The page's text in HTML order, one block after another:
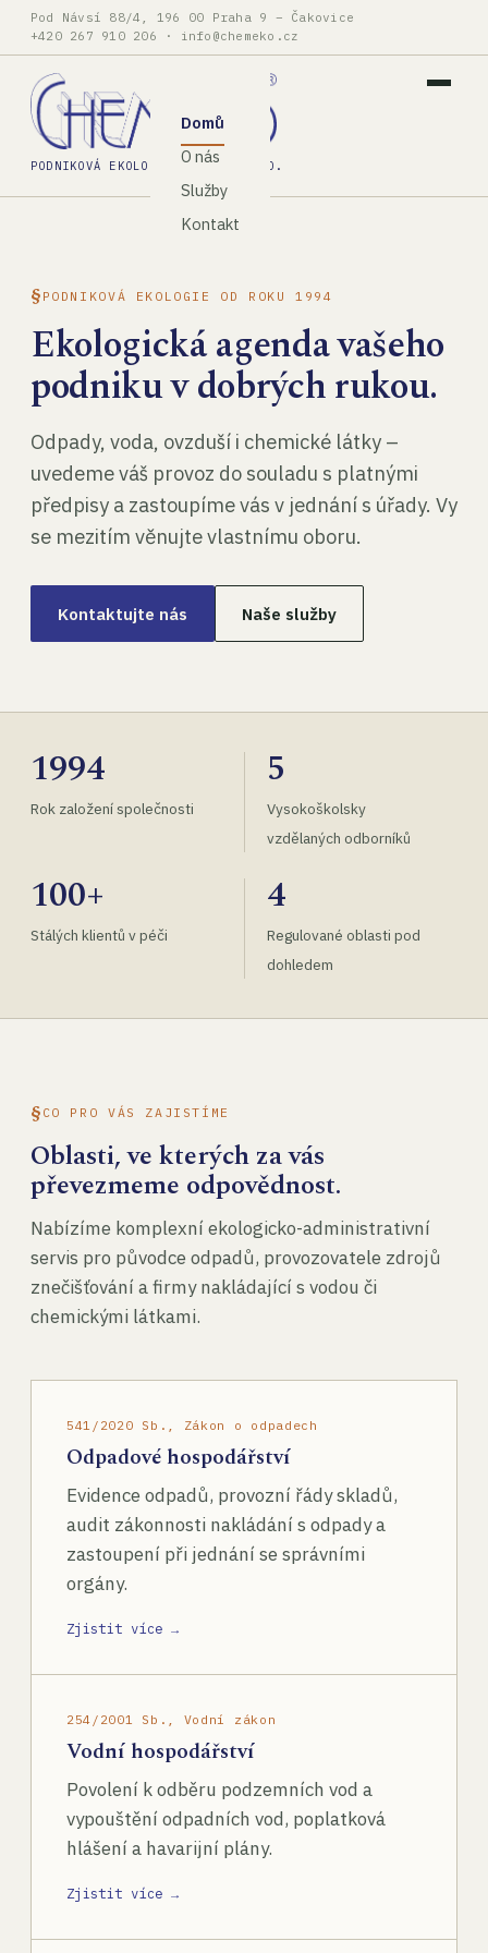
Pod Návsí 88/4, 196 00 Praha 9 – Čakovice
+420 267 910 206 · info@chemeko.cz
PODNIKOVÁ EKOLOGIE, SPOL. S R.O.
Domů
O nás
Služby
Kontakt
PODNIKOVÁ EKOLOGIE OD ROKU 1994
Ekologická agenda vašeho
podniku v dobrých rukou.
Odpady, voda, ovzduší i chemické látky –
uvedeme váš provoz do souladu s platnými
předpisy a zastoupíme vás v jednání s úřady. Vy
se mezitím věnujte vlastnímu oboru.
Kontaktujte nás Naše služby
1994
Rok založení společnosti
5
Vysokoškolsky
vzdělaných odborníků
100+
Stálých klientů v péči
4
Regulované oblasti pod
dohledem
CO PRO VÁS ZAJISTÍME
Oblasti, ve kterých za vás
převezmeme odpovědnost.
Nabízíme komplexní ekologicko-administrativní
servis pro původce odpadů, provozovatele zdrojů
znečišťování a firmy nakládající s vodou či
chemickými látkami.
541/2020 Sb., Zákon o odpadech
Odpadové hospodářství
Evidence odpadů, provozní řády skladů,
audit zákonnosti nakládání s odpady a
zastoupení při jednání se správními
orgány.
Zjistit více →
254/2001 Sb., Vodní zákon
Vodní hospodářství
Povolení k odběru podzemních vod a
vypouštění odpadních vod, poplatková
hlášení a havarijní plány.
Zjistit více →